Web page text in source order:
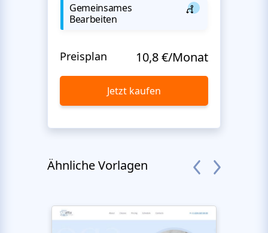
Gemeinsames
Bearbeiten
Preisplan 10,8 €/Monat
Jetzt kaufen
Ähnliche Vorlagen